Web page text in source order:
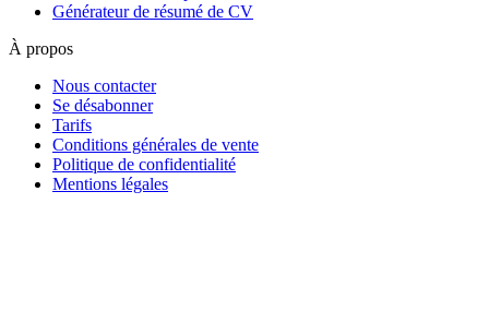
Générateur de résumé de CV
À propos
Nous contacter
Se désabonner
Tarifs
Conditions générales de vente
Politique de confidentialité
Mentions légales